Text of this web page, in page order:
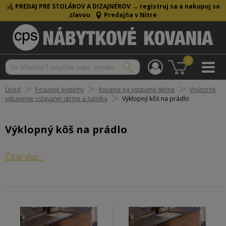
PREDAJ PRE STOLÁROV A DIZAJNÉROV → registruj sa a nakupuj so
zľavou
Predajňa v Nitre
0
Úvod Posuvné systémy kovanie na vstavané skrine
Vnútorné
vybavenie vstavanej skrine a šatníka
Výklopný kôš na prádlo
Výklopný kôš na prádlo
Výklopný kôš na prádlo je košík z kovu alebo plastu,
pomocník do kúpeľne
Čítať viac...